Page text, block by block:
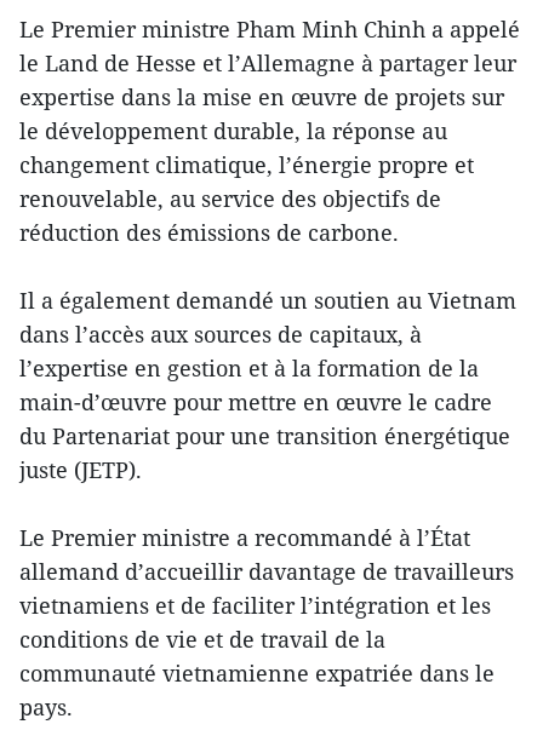
Le Premier ministre Pham Minh Chinh a appelé
le Land de Hesse et l’Allemagne à partager leur
expertise dans la mise en œuvre de projets sur
le développement durable, la réponse au
changement climatique, l’énergie propre et
renouvelable, au service des objectifs de
réduction des émissions de carbone.
Il a également demandé un soutien au Vietnam
dans l’accès aux sources de capitaux, à
l’expertise en gestion et à la formation de la
main-d’œuvre pour mettre en œuvre le cadre
du Partenariat pour une transition énergétique
juste (JETP).
Le Premier ministre a recommandé à l’État
allemand d’accueillir davantage de travailleurs
vietnamiens et de faciliter l’intégration et les
conditions de vie et de travail de la
communauté vietnamienne expatriée dans le
pays.